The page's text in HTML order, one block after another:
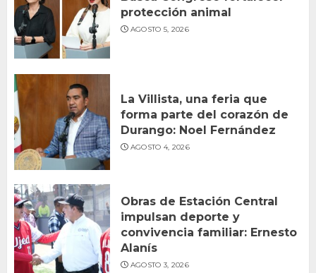
protección animal
AGOSTO 5, 2026
La Villista, una feria que
forma parte del corazón de
Durango: Noel Fernández
AGOSTO 4, 2026
Obras de Estación Central
impulsan deporte y
convivencia familiar: Ernesto
Alanís
AGOSTO 3, 2026